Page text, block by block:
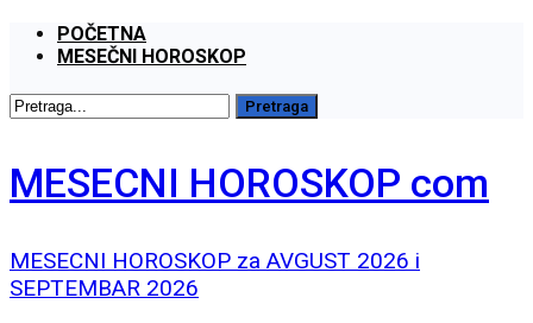
POČETNA
MESEČNI HOROSKOP
MESECNI HOROSKOP com
MESECNI HOROSKOP za AVGUST 2026 i
SEPTEMBAR 2026